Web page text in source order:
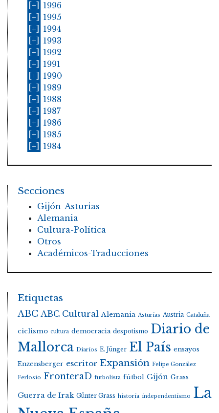
[+]
1996
[+]
1995
[+]
1994
[+]
1993
[+]
1992
[+]
1991
[+]
1990
[+]
1989
[+]
1988
[+]
1987
[+]
1986
[+]
1985
[+]
1984
Secciones
Gijón-Asturias
Alemania
Cultura-Política
Otros
Académicos-Traducciones
Etiquetas
ABC ABC Cultural Alemania Asturias Austria Cataluña
ciclismo cultura democracia despotismo Diario de
Mallorca Diarios E. Jünger El País ensayos
Enzensberger escritor Expansión Felipe González
Ferlosio FronteraD futbolista fútbol Gijón Grass
Guerra de Irak Günter Grass historia independentismo La